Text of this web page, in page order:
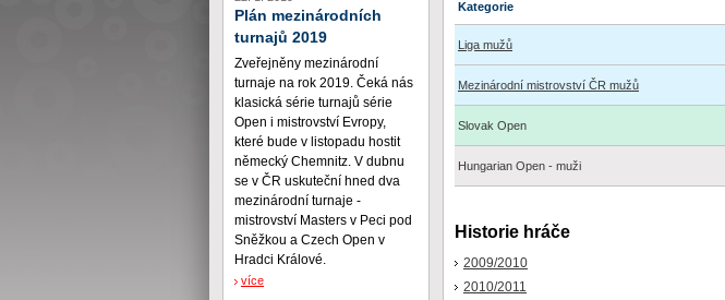
Kategorie
Liga mužů
Mezinárodní mistrovství ČR mužů
Slovak Open
Hungarian Open - muži
Historie hráče
2009/2010
2010/2011
Plán mezinárodních
turnajů 2019
Zveřejněny mezinárodní
turnaje na rok 2019. Čeká nás
klasická série turnajů série
Open i mistrovství Evropy,
které bude v listopadu hostit
německý Chemnitz. V dubnu
se v ČR uskuteční hned dva
mezinárodní turnaje -
mistrovství Masters v Peci pod
Sněžkou a Czech Open v
Hradci Králové.
více